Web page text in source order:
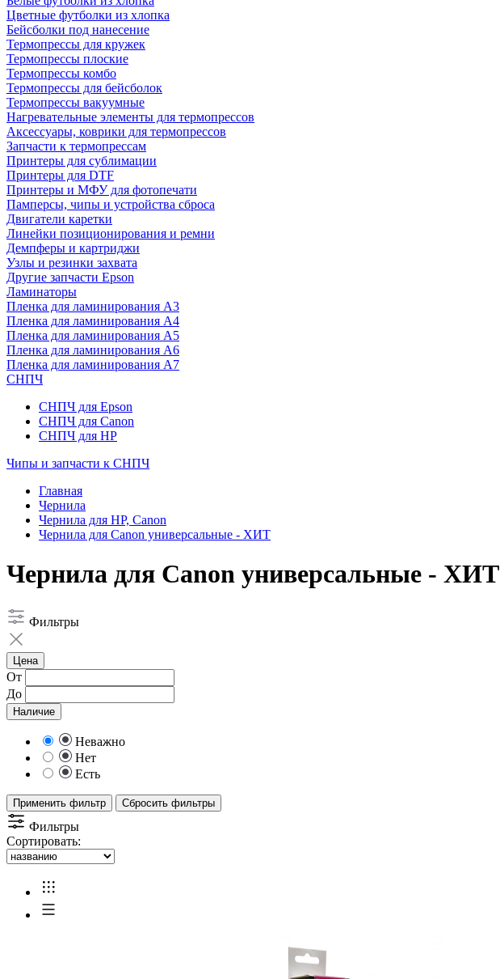
Цветные футболки из хлопка
Бейсболки под нанесение
Термопрессы для кружек
Термопрессы плоские
Термопрессы комбо
Термопрессы для бейсболок
Термопрессы вакуумные
Нагревательные элементы для термопрессов
Аксессуары, коврики для термопрессов
Запчасти к термопрессам
Принтеры для сублимации
Принтеры для DTF
Принтеры и МФУ для фотопечати
Памперсы, чипы и устройства сброса
Двигатели каретки
Линейки позиционирования и ремни
Демпферы и картриджи
Узлы и резинки захвата
Другие запчасти Epson
Ламинаторы
Пленка для ламинирования А3
Пленка для ламинирования А4
Пленка для ламинирования А5
Пленка для ламинирования А6
Пленка для ламинирования А7
СНПЧ
СНПЧ для Epson
СНПЧ для Canon
СНПЧ для HP
Чипы и запчасти к СНПЧ
Главная
Чернила
Чернила для HP, Canon
Чернила для Canon универсальные - ХИТ
Чернила для Canon универсальные - ХИТ
Фильтры
Цена
От
До
Наличие
Неважно
Нет
Есть
Применить фильтр Сбросить фильтры
Фильтры
Сортировать: